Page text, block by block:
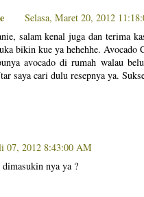
Selasa, Maret 20, 2012
salam kenal juga dan terima
bikin kue ya hehehhe. Avocado
avocado di rumah walau
saya cari dulu resepnya ya.
07, 2012 8:43:00 AM
nya ya ?